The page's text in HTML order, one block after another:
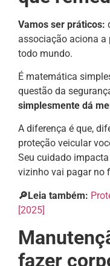
Vamos ser práticos:
associação aciona a
todo mundo.
É matemática
questão da
simplesmente dá
A diferença é que,
proteção veicular
Seu cuidado
vizinho vai pagar no
🔎Leia também:
[2025]
fazer